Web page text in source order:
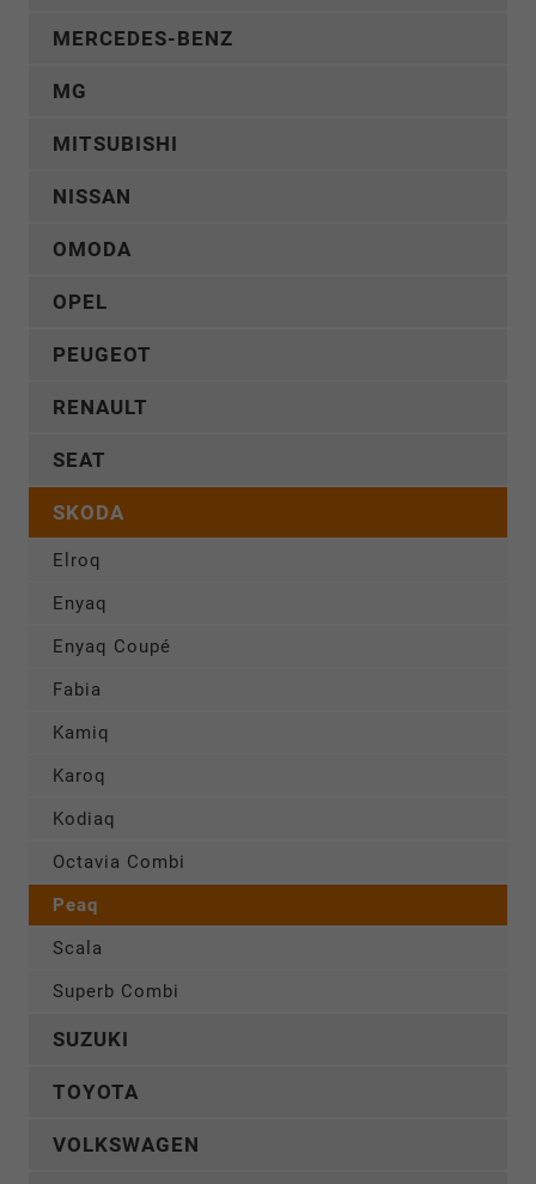
MERCEDES-BENZ
MG
MITSUBISHI
NISSAN
OMODA
OPEL
PEUGEOT
RENAULT
SEAT
SKODA
Elroq
Enyaq
Enyaq Coupé
Fabia
Kamiq
Karoq
Kodiaq
Octavia Combi
Peaq
Scala
Superb Combi
SUZUKI
TOYOTA
VOLKSWAGEN